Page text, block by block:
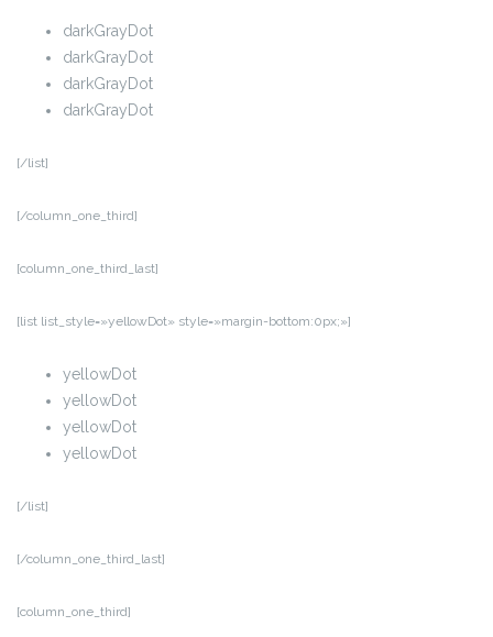
darkGrayDot
darkGrayDot
darkGrayDot
darkGrayDot
[/list]
[/column_one_third]
[column_one_third_last]
[list list_style=»yellowDot» style=»margin-bottom:0px;»]
yellowDot
yellowDot
yellowDot
yellowDot
[/list]
[/column_one_third_last]
[column_one_third]